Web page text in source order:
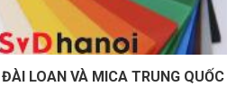
LOAN VÀ MICA TRUNG QUỐC